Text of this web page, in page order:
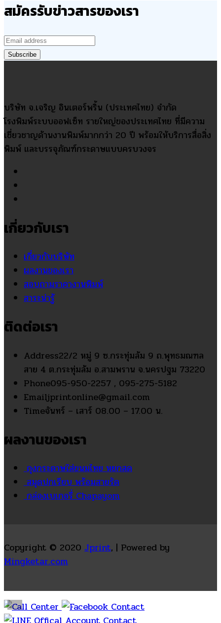
สมัครรับข่าวสารของเรา
บริษัท จ.เจริญ อินเตอร์พริ้น (ประเทศไทย) จำกัด
โรงพิมพ์ระบบออฟเซ็ท รายใหญ่ของประเทศไทย ที่มีความ
เชี่ยวชาญด้านงานพิมพ์มากกว่า 20 ปี พร้อมให้บริการสื่อสิ่ง
พิมพ์ และบรรจุภัณฑ์กระดาษแบบครบวงจร
เกี่ยวกับเรา
เกี่ยวกับบริษัท
ผลงานของเรา
สอบถามราคางานพิมพ์
สาระน่ารู้
ติดต่อเรา
Address22/2 หมู่ 9 ซ.กระทุ่มล้ม 9 ถ.พุทธมณฑล
สาย 4 ต.กระทุ่มล้ม อ.สามพราน จ.นครปฐม 73220
Phone095-950-2257 , 095-275-5182
Emailjprintonline@gmail.com
Timeจันทร์ – เสาร์ 08.00 – 17.00 น.
ผลงานของเรา
ถุงกระดาษใส่ขนมไทย หยกสด
สมุดปกเรียบ พร้อมสายรัด
กล่องเบเกอรี่ Chapayom
Copyright © 2020 Jprint, | Powered by
Mingketar.com